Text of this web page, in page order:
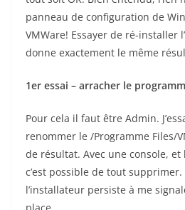
panneau de configuration de
VMWare! Essayer de ré-installer
donne exactement le même
1er essai – arracher le
Pour cela il faut être Admin.
renommer le /Programme Files/
de résultat. Avec une console,
c’est possible de tout
l’installateur persiste à me